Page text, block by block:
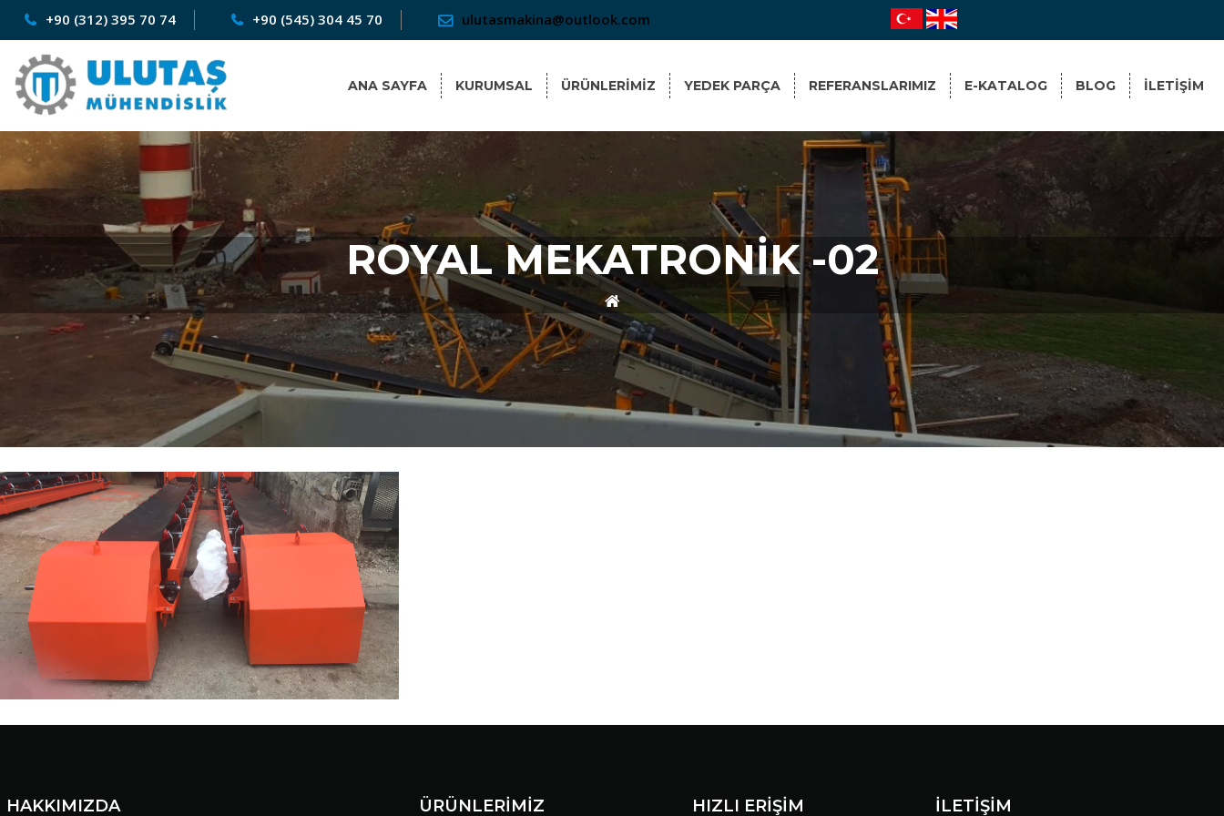
+90 (312) 395 70 74 +90 (545) 304 45 70 ulutasmakina@outlook.com
ANA SAYFA KURUMSAL ÜRÜNLERİMİZ YEDEK PARÇA REFERANSLARIMIZ E-KATALOG BLOG ILETIŞIM
ROYAL MEKATRONİK -02
HAKKIMIZDA ÜRÜNLERİMİZ HIZLI ERİŞİM İLETİŞİM